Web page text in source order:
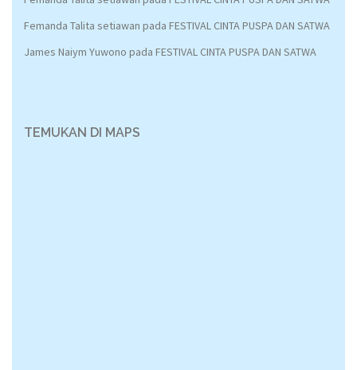
Femanda Talita setiawan pada FESTIVAL CINTA PUSPA DAN SATWA
James Naiym Yuwono pada FESTIVAL CINTA PUSPA DAN SATWA
TEMUKAN DI MAPS